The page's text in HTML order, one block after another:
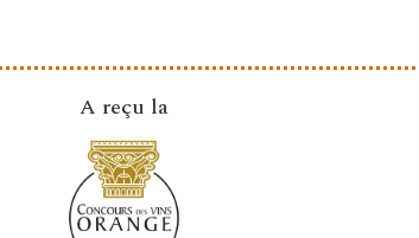
A reçu la